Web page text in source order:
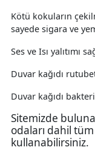
Kötü kokuların
sayede sigara ve
Ses ve Isı yalıtımı
Duvar kağıdı
Duvar kağıdı
Sitemizde
odaları dahil
kullanabilirsiniz.